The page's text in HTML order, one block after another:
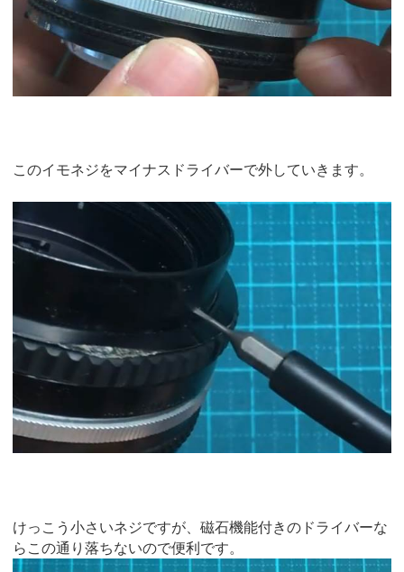
このイモネジをマイナスドライバーで外していきます。
けっこう小さいネジですが、磁石機能付きのドライバーな
らこの通り落ちないので便利です。